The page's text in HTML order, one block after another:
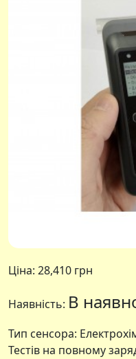
Ціна: 28,410 грн
Наявність: В
Тип сенсора:
Тестів на повному